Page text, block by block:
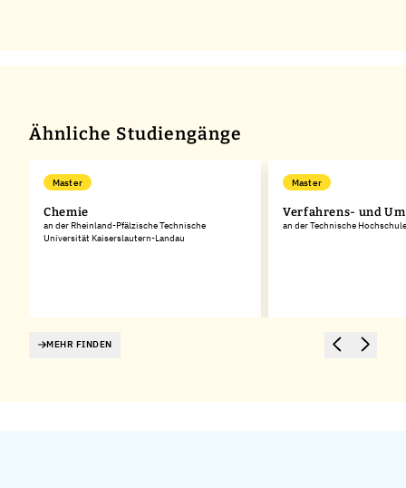
Ähnliche Studiengänge
Master
Chemie
an der Rheinland-Pfälzische Technische
Universität Kaiserslautern-Landau
Master
Verfahrens- und
an der Technische
MEHR FINDEN